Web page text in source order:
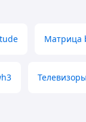
Матрица